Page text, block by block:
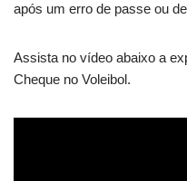
após um erro de passe ou
Assista no vídeo abaixo a
Cheque no Voleibol.